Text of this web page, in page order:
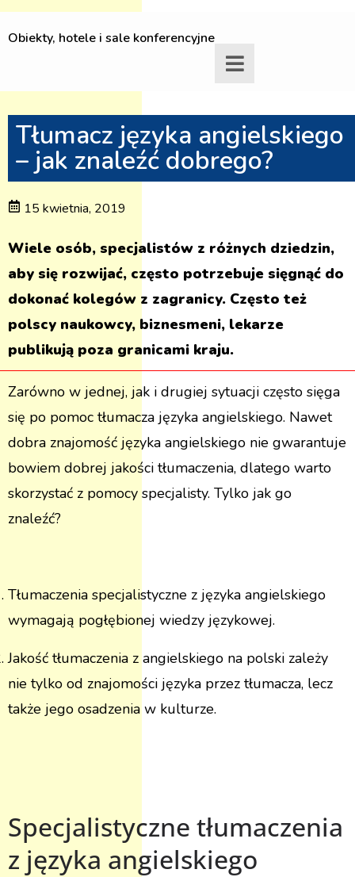
Obiekty, hotele i sale konferencyjne
Tłumacz języka angielskiego
– jak znaleźć dobrego?
15 kwietnia, 2019
Wiele osób, specjalistów z różnych dziedzin,
aby się rozwijać, często potrzebuje sięgnąć do
dokonać kolegów z zagranicy. Często też
polscy naukowcy, biznesmeni, lekarze
publikują poza granicami kraju.
Zarówno w jednej, jak i drugiej sytuacji często sięga
się po pomoc tłumacza języka angielskiego. Nawet
dobra znajomość języka angielskiego nie gwarantuje
bowiem dobrej jakości tłumaczenia, dlatego warto
skorzystać z pomocy specjalisty. Tylko jak go
znaleźć?
Tłumaczenia specjalistyczne z języka angielskiego
wymagają pogłębionej wiedzy językowej.
Jakość tłumaczenia z angielskiego na polski zależy
nie tylko od znajomości języka przez tłumacza, lecz
także jego osadzenia w kulturze.
Specjalistyczne tłumaczenia
z języka angielskiego